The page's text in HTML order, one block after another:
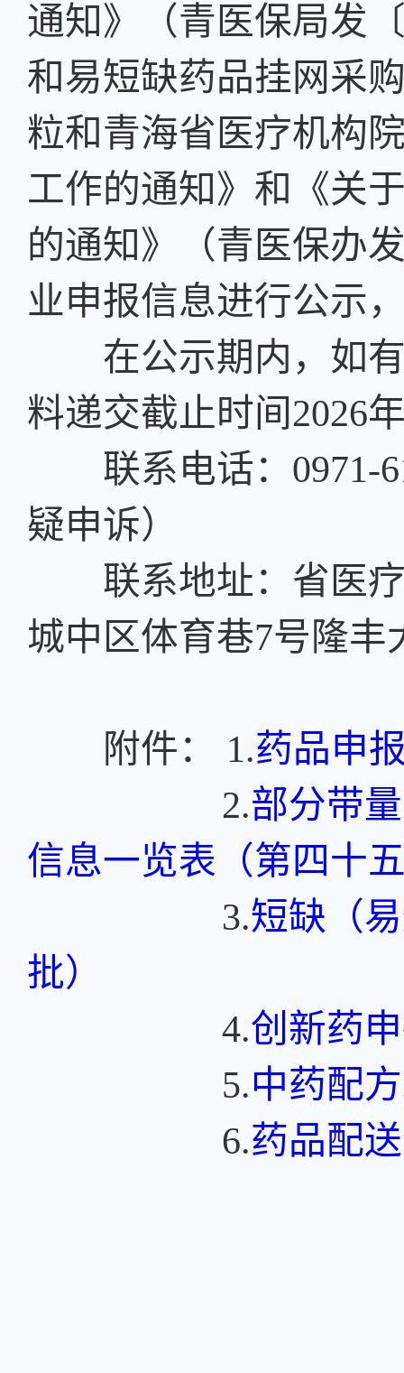
通知》（青医保局发
和易短缺药品挂网采
粒和青海省医疗机构
工作的通知》和《关
的通知》（青医保办
业申报信息进行公示
在公示期内，如有
料递交截止时间2026
联系电话：0971-
疑申诉）
联系地址：省医疗
城中区体育巷7号隆丰
附件： 1.药品申
2.部分带
信息一览表（第四十
3.短缺（
批）
4.创新药
5.中药配
6.药品配